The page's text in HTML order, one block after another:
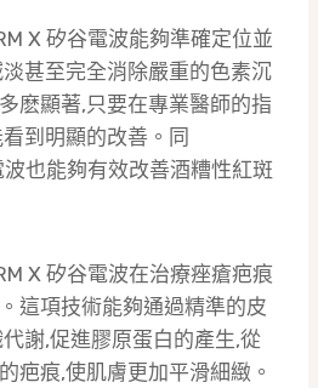
X 矽谷電波能夠準確定位並
甚至完全消除嚴重的色素沉
麽顯著,只要在專業醫師的指
到明顯的改善。同
波也能夠有效改善酒糟性紅斑
X 矽谷電波在治療痤瘡疤痕
這項技術能夠通過精準的皮
謝,促進膠原蛋白的產生,從
疤痕,使肌膚更加平滑細緻。